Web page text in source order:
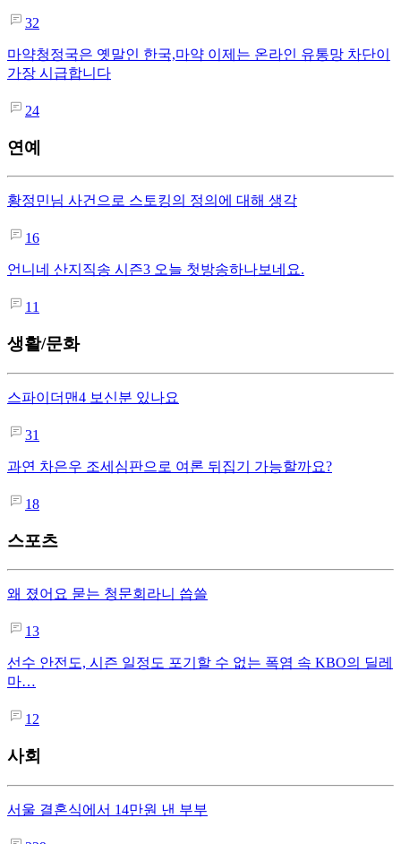
32
마약청정국은 옛말인 한국,마약 이제는 온라인 유통망 차단이
가장 시급합니다
24
연예
황정민님 사건으로 스토킹의 정의에 대해 생각
16
언니네 산지직송 시즌3 오늘 첫방송하나보네요.
11
생활/문화
스파이더맨4 보신분 있나요
31
과연 차은우 조세심판으로 여론 뒤집기 가능할까요?
18
스포츠
왜 졌어요 묻는 청문회라니 씁쓸
13
선수 안전도, 시즌 일정도 포기할 수 없는 폭염 속 KBO의 딜레
마…
12
사회
서울 결혼식에서 14만원 낸 부부